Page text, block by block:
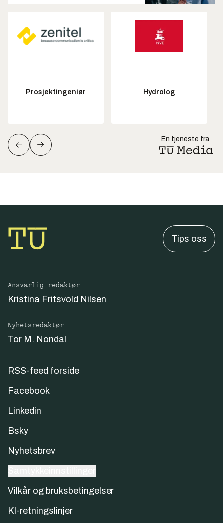
Prosjektingeniør Hydrolog
En tjeneste fra
Tips oss
Ansvarlig redaktør
Kristina Fritsvold Nilsen
Nyhetsredaktør
Tor M. Nondal
RSS-feed forside
Facebook
Linkedin
Bsky
Nyhetsbrev
Vilkår og bruksbetingelser
KI-retningslinjer